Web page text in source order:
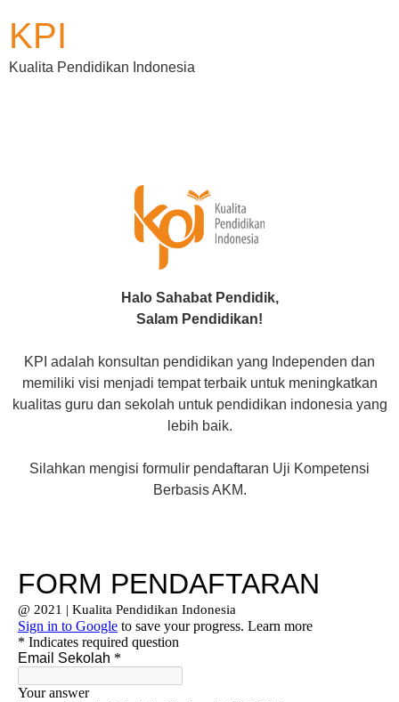
KPI
Kualita Pendidikan Indonesia
Halo Sahabat Pendidik,
Salam Pendidikan!
KPI adalah konsultan pendidikan yang Independen dan
memiliki visi menjadi tempat terbaik untuk meningkatkan
kualitas guru dan sekolah untuk pendidikan indonesia yang
lebih baik.
Silahkan mengisi formulir pendaftaran Uji Kompetensi
Berbasis AKM.